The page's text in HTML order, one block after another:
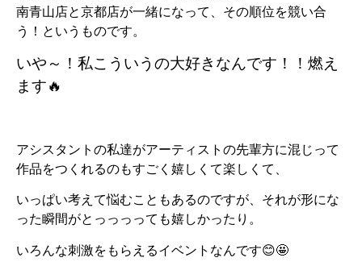
南青山店と京都店が一緒になって、その順位を競い合
う！というものです。
いや～！私こういうの大好きなんです！！燃え
ます🔥
アシスタントの私達がアーティストの先輩方に混じって
作品をつくれるのもすごく嬉しくて楽しくて、
いっぱい考えて悩むこともあるのですが、それが形にな
った瞬間がとっっっっても嬉しかったり。
いろんな刺激をもらえるイベントなんです😊🤩